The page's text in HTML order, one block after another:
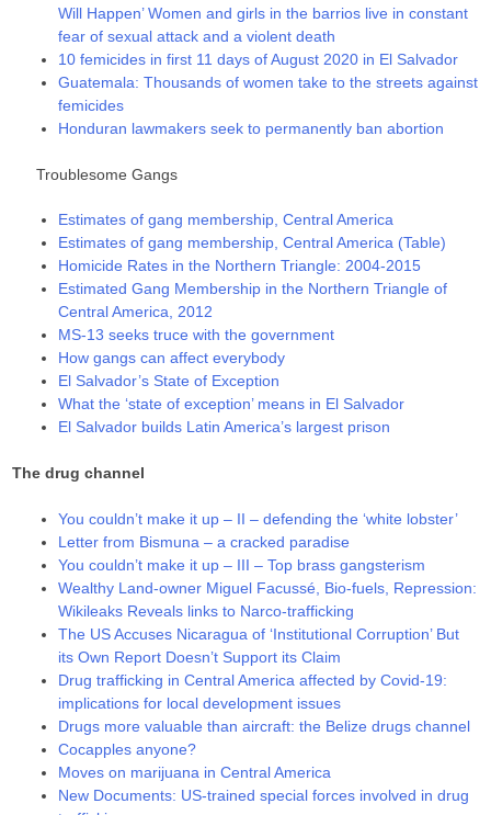
Will Happen’ Women and girls in the barrios live in constant
fear of sexual attack and a violent death
10 femicides in first 11 days of August 2020 in El Salvador
Guatemala: Thousands of women take to the streets against
femicides
Honduran lawmakers seek to permanently ban abortion
Troublesome Gangs
Estimates of gang membership, Central America
Estimates of gang membership, Central America (Table)
Homicide Rates in the Northern Triangle: 2004-2015
Estimated Gang Membership in the Northern Triangle of
Central America, 2012
MS-13 seeks truce with the government
How gangs can affect everybody
El Salvador’s State of Exception
What the ‘state of exception’ means in El Salvador
El Salvador builds Latin America’s largest prison
The drug channel
You couldn’t make it up – II – defending the ‘white lobster’
Letter from Bismuna – a cracked paradise
You couldn’t make it up – III – Top brass gangsterism
Wealthy Land-owner Miguel Facussé, Bio-fuels, Repression:
Wikileaks Reveals links to Narco-trafficking
The US Accuses Nicaragua of ‘Institutional Corruption’ But
its Own Report Doesn’t Support its Claim
Drug trafficking in Central America affected by Covid-19:
implications for local development issues
Drugs more valuable than aircraft: the Belize drugs channel
Cocapples anyone?
Moves on marijuana in Central America
New Documents: US-trained special forces involved in drug